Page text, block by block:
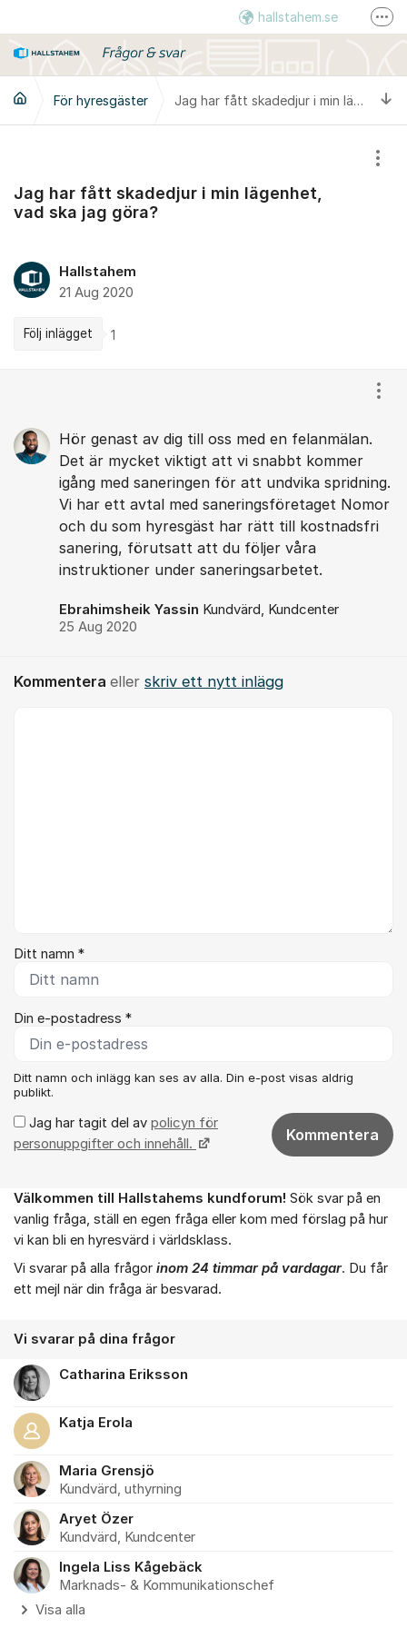
hallstahem.se
För hyresgäster Jag har fått skadedjur i min lägenhet, vad ska jag göra?
Jag har fått skadedjur i min lägenhet,
vad ska jag göra?
Hallstahem
21 Aug 2020
Följ inlägget 1
Hör genast av dig till oss med en felanmälan.
Det är mycket viktigt att vi snabbt kommer
igång med saneringen för att undvika spridning.
Vi har ett avtal med saneringsföretaget Nomor
och du som hyresgäst har rätt till kostnadsfri
sanering, förutsatt att du följer våra
instruktioner under saneringsarbetet.
Ebrahimsheik Yassin Kundvärd, Kundcenter
25 Aug 2020
Kommentera eller skriv ett nytt inlägg
Ditt namn *
Din e-postadress *
Ditt namn och inlägg kan ses av alla. Din e-post visas aldrig
publikt.
Jag har tagit del av policyn för
personuppgifter och innehåll.
Kommentera
Om forumet
Välkommen till Hallstahems kundforum! Sök svar på en
vanlig fråga, ställ en egen fråga eller kom med förslag på hur
vi kan bli en hyresvärd i världsklass.
Vi svarar på alla frågor inom 24 timmar på vardagar. Du får
ett mejl när din fråga är besvarad.
Vi svarar på dina frågor
Catharina Eriksson
Katja Erola
Maria Grensjö
Kundvärd, uthyrning
Aryet Özer
Kundvärd, Kundcenter
Ingela Liss Kågebäck
Marknads- & Kommunikationschef
Visa alla